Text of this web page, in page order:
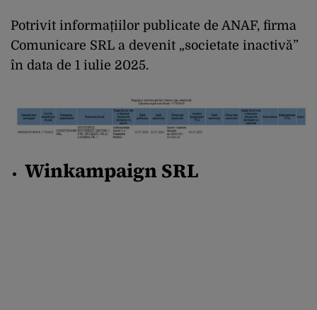
Potrivit informațiilor publicate de ANAF, firma
Comunicare SRL a devenit „societate inactivă”
în data de 1 iulie 2025.
Winkampaign SRL